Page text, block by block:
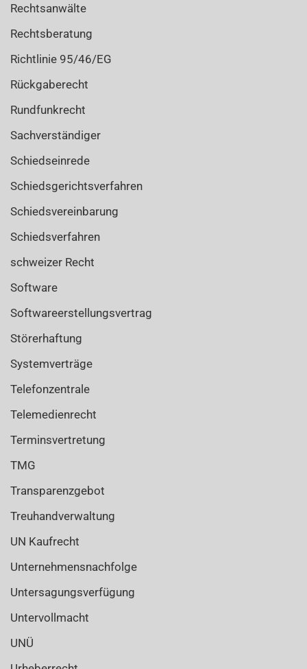
Rechtsanwälte
Rechtsberatung
Richtlinie 95/46/EG
Rückgaberecht
Rundfunkrecht
Sachverständiger
Schiedseinrede
Schiedsgerichtsverfahren
Schiedsvereinbarung
Schiedsverfahren
schweizer Recht
Software
Softwareerstellungsvertrag
Störerhaftung
Systemverträge
Telefonzentrale
Telemedienrecht
Terminsvertretung
TMG
Transparenzgebot
Treuhandverwaltung
UN Kaufrecht
Unternehmensnachfolge
Untersagungsverfügung
Untervollmacht
UNÜ